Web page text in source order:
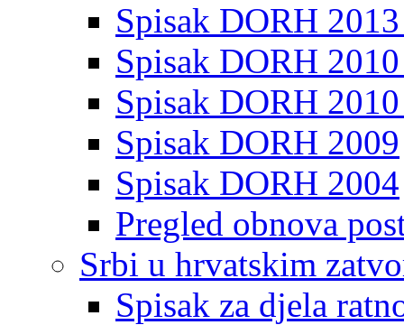
Spisak DORH
Spisak DORH
Spisak DORH
Spisak DORH 2009
Spisak DORH 2004
Pregled obnova
Srbi u hrvatskim
Spisak za djela